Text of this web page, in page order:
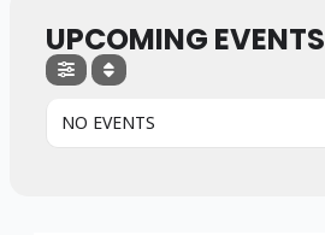
UPCOMING EVENTS
NO EVENTS